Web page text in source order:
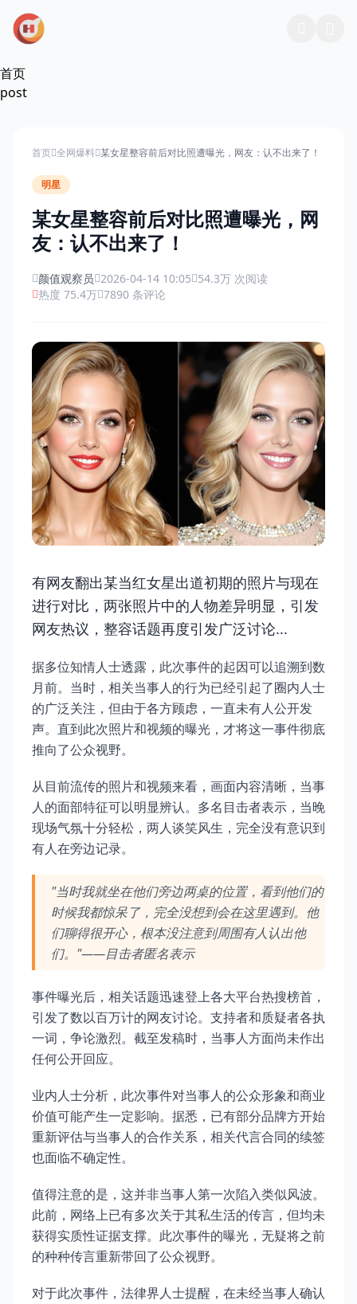
跳过导航
首页
post
首页 全网爆料 某女星整容前后对比照遭曝光，网友：认不出来了！
明星
某女星整容前后对比照遭曝光，网
友：认不出来了！
颜值观察员 2026-04-14 10:05 54.3万 次阅读
热度 75.4万 7890 条评论
有网友翻出某当红女星出道初期的照片与现在
进行对比，两张照片中的人物差异明显，引发
网友热议，整容话题再度引发广泛讨论...
据多位知情人士透露，此次事件的起因可以追溯到数
月前。当时，相关当事人的行为已经引起了圈内人士
的广泛关注，但由于各方顾虑，一直未有人公开发
声。直到此次照片和视频的曝光，才将这一事件彻底
推向了公众视野。
从目前流传的照片和视频来看，画面内容清晰，当事
人的面部特征可以明显辨认。多名目击者表示，当晚
现场气氛十分轻松，两人谈笑风生，完全没有意识到
有人在旁边记录。
"当时我就坐在他们旁边两桌的位置，看到他们的
时候我都惊呆了，完全没想到会在这里遇到。他
们聊得很开心，根本没注意到周围有人认出他
们。"——目击者匿名表示
事件曝光后，相关话题迅速登上各大平台热搜榜首，
引发了数以百万计的网友讨论。支持者和质疑者各执
一词，争论激烈。截至发稿时，当事人方面尚未作出
任何公开回应。
业内人士分析，此次事件对当事人的公众形象和商业
价值可能产生一定影响。据悉，已有部分品牌方开始
重新评估与当事人的合作关系，相关代言合同的续签
也面临不确定性。
值得注意的是，这并非当事人第一次陷入类似风波。
此前，网络上已有多次关于其私生活的传言，但均未
获得实质性证据支撑。此次事件的曝光，无疑将之前
的种种传言重新带回了公众视野。
对于此次事件，法律界人士提醒，在未经当事人确认